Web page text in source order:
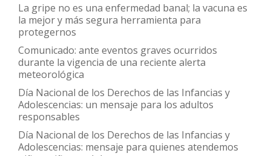
La gripe no es una enfermedad banal; la vacuna es
la mejor y más segura herramienta para
protegernos
Comunicado: ante eventos graves ocurridos
durante la vigencia de una reciente alerta
meteorológica
Día Nacional de los Derechos de las Infancias y
Adolescencias: un mensaje para los adultos
responsables
Día Nacional de los Derechos de las Infancias y
Adolescencias: mensaje para quienes atendemos